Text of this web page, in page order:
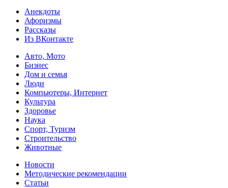
Анекдоты
Афоризмы
Рассказы
Из ВКонтакте
Авто, Мото
Бизнес
Дом и семья
Люди
Компьютеры, Интернет
Культура
Здоровье
Наука
Спорт, Туризм
Строительство
Животные
Новости
Методические рекомендации
Статьи